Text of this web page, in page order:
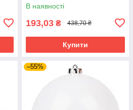
В наявності
193,03 ₴ 438,70 ₴
Купити
–55%